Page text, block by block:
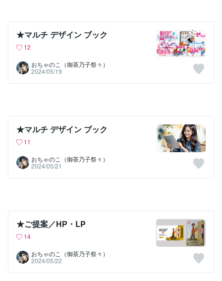
★マルチ デザイン ブック
12
おちゃのこ（御茶乃子祭々）
2024/05/19
★マルチ デザイン ブック
11
おちゃのこ（御茶乃子祭々）
2024/05/21
★ご提案／HP・LP
14
おちゃのこ（御茶乃子祭々）
2024/05/22